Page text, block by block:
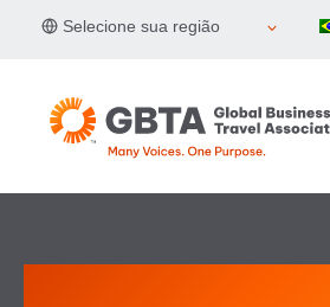
Selecione sua região